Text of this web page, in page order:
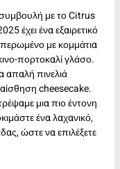
με το Citrus
έχει ένα εξαιρετικό
με κομμάτια
πορτοκαλί γλάσο.
απαλή πινελιά
cheesecake.
μια πιο έντονη
ένα λαχανικό,
ώστε να επιλέξετε